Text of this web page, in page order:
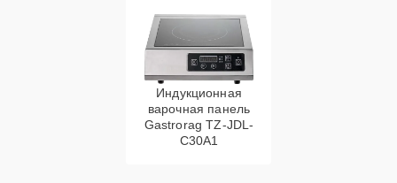
Индукционная
варочная панель
Gastrorag TZ-JDL-
C30A1